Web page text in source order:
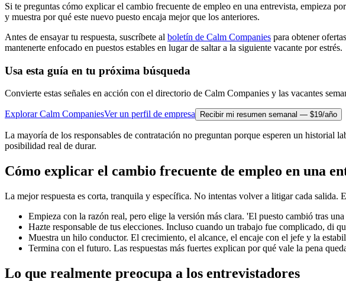
Si te preguntas cómo explicar el cambio frecuente de empleo en una entrevista, empieza
y muestra por qué este nuevo puesto encaja mejor que los anteriores.
Antes de ensayar tu respuesta, suscríbete al boletín de Calm Companies para obtener
mantenerte enfocado en puestos estables en lugar de saltar a la siguiente vacante por estrés.
Usa esta guía en tu próxima búsqueda
Convierte estas señales en acción con el directorio de Calm Companies y las vacantes
Explorar Calm CompaniesVer un perfil de empresa Recibir mi resumen semanal — $19/año
La mayoría de los responsables de contratación no preguntan porque esperen un historial
posibilidad real de durar.
Cómo explicar el cambio frecuente de empleo en una
La mejor respuesta es corta, tranquila y específica. No intentas volver a litigar cada salida.
Empieza con la razón real, pero elige la versión más clara. 'El puesto cambió tras
Hazte responsable de tus elecciones. Incluso cuando un trabajo fue complicado, di
Muestra un hilo conductor. El crecimiento, el alcance, el encaje con el jefe y la
Termina con el futuro. Las respuestas más fuertes explican por qué vale la pena
Lo que realmente preocupa a los entrevistadores